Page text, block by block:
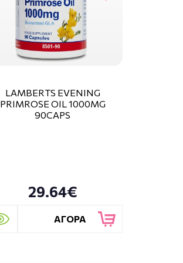
LAMBERTS EVENING
PRIMROSE OIL 1000MG
90CAPS
29.64€
ΑΓΟΡΑ